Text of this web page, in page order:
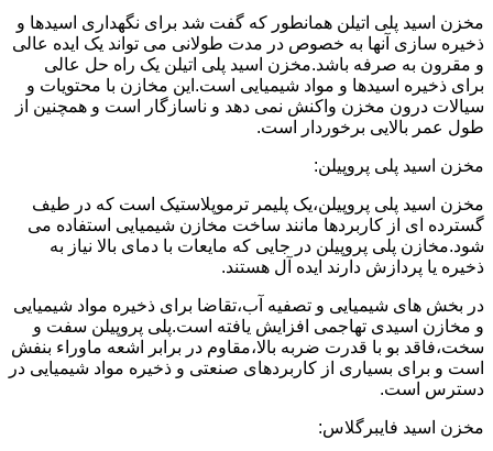
مخزن اسید پلی اتیلن همانطور که گفت شد برای نگهداری اسیدها و
ذخیره سازی آنها به خصوص در مدت طولانی می تواند یک ایده عالی
و مقرون به صرفه باشد.مخزن اسید پلی اتیلن یک راه حل عالی
برای ذخیره اسیدها و مواد شیمیایی است.این مخازن با محتویات و
سیالات درون مخزن واکنش نمی دهد و ناسازگار است و همچنین از
طول عمر بالایی برخوردار است.
مخزن اسید پلی پروپیلن:
مخزن اسید پلی پروپیلن،یک پلیمر ترموپلاستیک است که در طیف
گسترده ای از کاربردها مانند ساخت مخازن شیمیایی استفاده می
شود.مخازن پلی پروپیلن در جایی که مایعات با دمای بالا نیاز به
ذخیره یا پردازش دارند ایده آل هستند.
در بخش های شیمیایی و تصفیه آب،تقاضا برای ذخیره مواد شیمیایی
و مخازن اسیدی تهاجمی افزایش یافته است.پلی پروپیلن سفت و
سخت،فاقد بو با قدرت ضربه بالا،مقاوم در برابر اشعه ماوراء بنفش
است و برای بسیاری از کاربردهای صنعتی و ذخیره مواد شیمیایی در
دسترس است.
مخزن اسید فایبرگلاس: